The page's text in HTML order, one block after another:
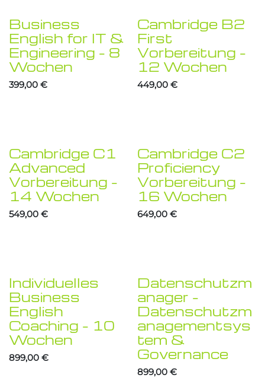
Business
English for IT &
Engineering – 8
Wochen
399,00 €
Cambridge B2
First
Vorbereitung –
12 Wochen
449,00€
Cambridge C1
Advanced
Vorbereitung –
14 Wochen
549,00 €
Cambridge C2
Proficiency
Vorbereitung –
16 Wochen
649,00€
Individuelles
Business
English
Coaching – 10
Wochen
899,00 €
Datenschutzm
anager –
Datenschutzm
anagementsys
tem &
Governance
899,00€